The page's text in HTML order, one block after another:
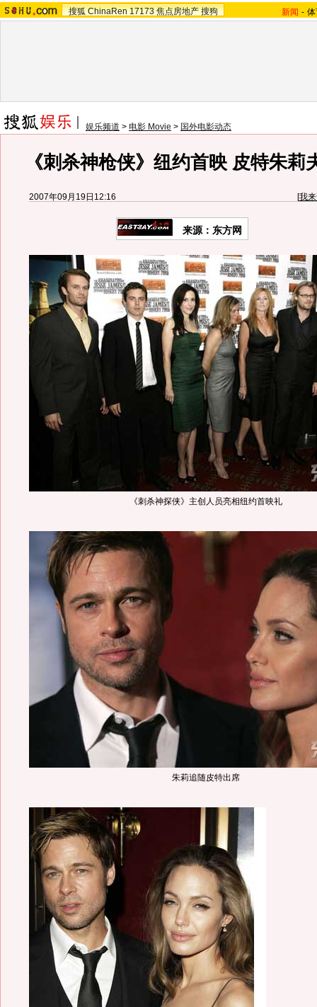
搜狐 ChinaRen 17173 焦点房地产 搜狗 新闻 -
娱乐频道 > 电影 Movie > 国外电影动态
《刺杀神枪侠》纽约首映 皮特朱莉
2007年09月19日12:16 [我
来源：东方网
《刺杀神探侠》主创人员亮相纽约首映礼
朱莉追随皮特出席